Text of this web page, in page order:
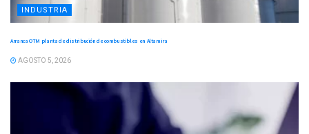
INDUSTRIA
Arranca OTM planta de distribución de combustibles en Altamira
AGOSTO 5, 2026